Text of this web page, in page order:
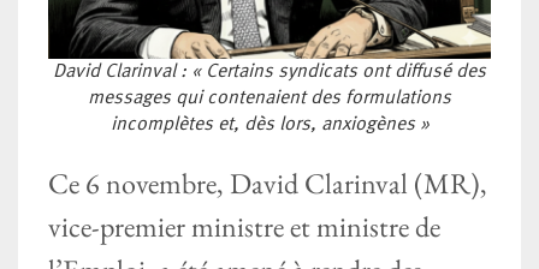
David Clarinval : « Certains syndicats ont diffusé des
messages qui contenaient des formulations
incomplètes et, dès lors, anxiogènes »
Ce 6 novembre, David Clarinval (MR),
vice-premier ministre et ministre de